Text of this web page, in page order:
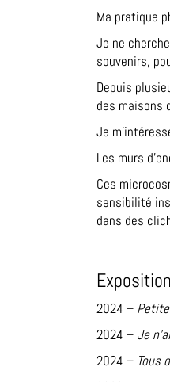
Ma pratique
Je ne
souvenirs,
Depuis
des maisons
Je
Les murs
Ces
sensibilité
dans des
2024 –
2024 – Je
2024 – Tous